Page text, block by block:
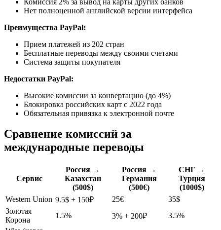
Нет полноценной английской версии интерфейса
Преимущества PayPal:
Прием платежей из 202 стран
Бесплатные переводы между своими счетами
Система защиты покупателя
Недостатки PayPal:
Высокие комиссии за конвертацию (до 4%)
Блокировка российских карт с 2022 года
Обязательная привязка к электронной почте
Сравнение комиссий за
международные переводы
Сервис
Россия →
Казахстан
(500$)
Россия →
Германия
(500€)
СНГ →
Турция
(1000$)
Western Union 9.5$ + 150₽ 25€
35$
Золотая
Корона
1.5% 3% + 200₽
3.5%